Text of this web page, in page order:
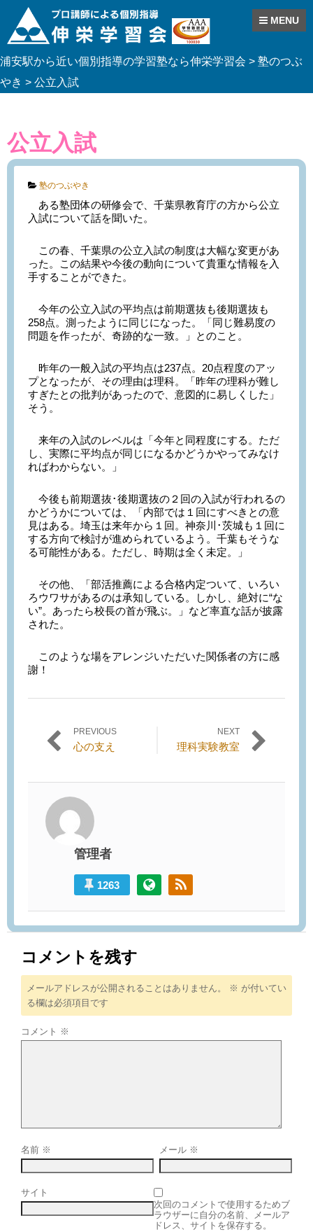
Skip
to
content
MENU
浦安駅から近い個別指導の学習塾なら伸栄学習会 > 塾のつぶ
やき > 公立入試
公立入試
Categories:
塾のつぶやき
ある塾団体の研修会で、千葉県教育庁の方から公立
入試について話を聞いた。
この春、千葉県の公立入試の制度は大幅な変更があ
った。この結果や今後の動向について貴重な情報を入
手することができた。
今年の公立入試の平均点は前期選抜も後期選抜も
258点。測ったように同じになった。「同じ難易度の
問題を作ったが、奇跡的な一致。」とのこと。
昨年の一般入試の平均点は237点。20点程度のアッ
プとなったが、その理由は理科。「昨年の理科が難し
すぎたとの批判があったので、意図的に易しくした」
そう。
来年の入試のレベルは「今年と同程度にする。ただ
し、実際に平均点が同じになるかどうかやってみなけ
ればわからない。」
今後も前期選抜･後期選抜の２回の入試が行われるの
かどうかについては、「内部では１回にすべきとの意
見はある。埼玉は来年から１回。神奈川･茨城も１回に
する方向で検討が進められているよう。千葉もそうな
る可能性がある。ただし、時期は全く未定。」
その他、「部活推薦による合格内定ついて、いろい
ろウワサがあるのは承知している。しかし、絶対に“な
い”。あったら校長の首が飛ぶ。」など率直な話が披露
された。
このような場をアレンジいただいた関係者の方に感
謝！
投稿ナビゲーション
PREVIOUS
Previous
心の支え
NEXT
Next
理科実験教室
管理者
1263
コメントを残す
メールアドレスが公開されることはありません。 ※ が付いてい
る欄は必須項目です
コメント ※
名前 ※ メール ※
サイト
次回のコメントで使用するためブ
ラウザーに自分の名前、メールア
ドレス、サイトを保存する。